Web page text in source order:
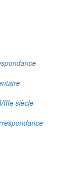
siècle